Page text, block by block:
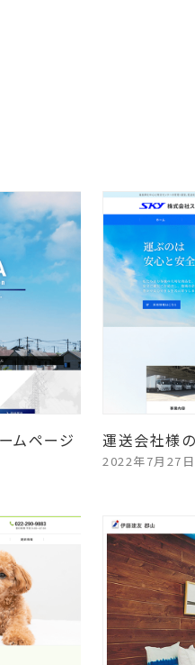
ムページ
運送会社様
2022年7月27日